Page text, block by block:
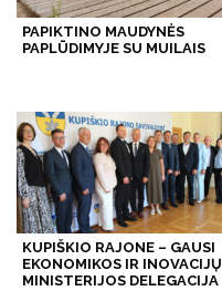
PAPIKTINO MAUDYNĖS
PAPLŪDIMYJE SU MUILAIS
KUPIŠKIO RAJONE – GAUSI
EKONOMIKOS IR INOVACIJŲ
MINISTERIJOS DELEGACIJA